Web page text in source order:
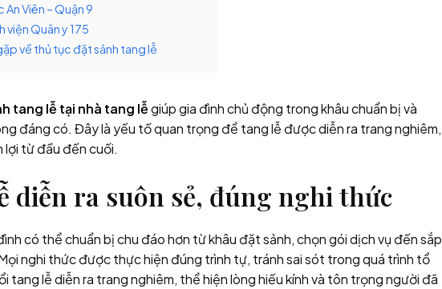
An Viên – Quận 9
viện Quân y 175
về thủ tục đặt sảnh tang lễ
tang lễ tại nhà tang lễgiúp gia đình chủ động trong khâu chuẩn bị và
đáng có. Đây là yếu tố quan trọng để tang lễ được diễn ra trang nghiêm,
lợi từ đầu đến cuối.
diễn ra suôn sẻ, đúng nghi thức
có thể chuẩn bị chu đáo hơn từ khâu đặt sảnh, chọn gói dịch vụ đến sắp
nghi thức được thực hiện đúng trình tự, tránh sai sót trong quá trình tổ
tang lễ diễn ra trang nghiêm, thể hiện lòng hiếu kính và tôn trọng người đã